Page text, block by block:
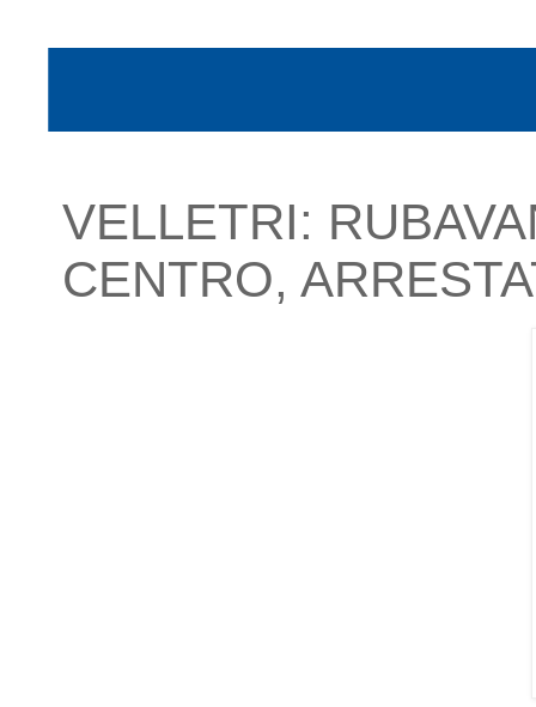
VELLETRI:
CENTRO,